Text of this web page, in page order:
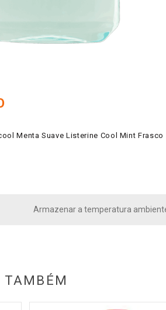
Menta Suave Listerine Cool Mint Frasco
Armazenar a temperatura
TAMBÉM